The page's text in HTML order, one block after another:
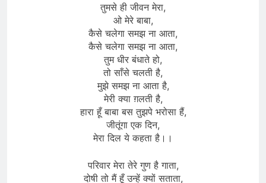
तुमसे ही जीवन​​ मेरा,
​ओ ​मेरे बाबा,
कैसे चलेगा समझ ना आता,
कैसे चलेगा समझ ना आता,
तुम धीर बंधाते हो​,​
तो साँसे चलती है,
मुझे समझ ना आता है​,​
मेरी क्या ग़लती है,​
हारा हूँ बाबा बस तुझपे भरोसा हैं,
जीतूंगा एक दिन,
मेरा दिल ये कहता है।।
परिवार मेरा​ तेरे गुण है गाता,
दोषी तो मैं हूँ उन्हें क्यों सताता,